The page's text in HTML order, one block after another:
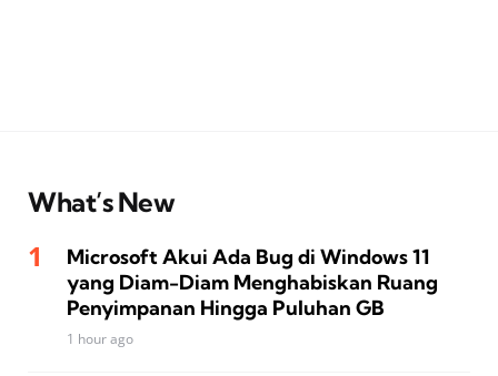
What’s New
Microsoft Akui Ada Bug di Windows 11
yang Diam-Diam Menghabiskan Ruang
Penyimpanan Hingga Puluhan GB
1 hour ago